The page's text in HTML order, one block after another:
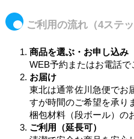
ご利用の流れ（4ステッ
商品を選ぶ・お申し込み
WEB予約またはお電話で
お届け
東北は通常佐川急便でお
すが時間のご希望を承り
梱包材料（段ボール）の
ご利用（延長可）